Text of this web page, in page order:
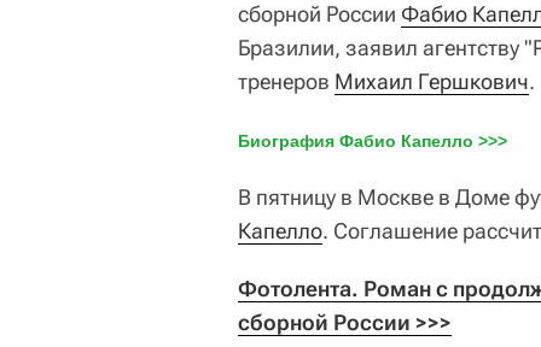
сборной России Фабио
Бразилии, заявил агентству
тренеров Михаил Гершкович.
Биография Фабио Капелло >>>
В пятницу в Москве в Доме
Капелло. Соглашение
Фотолента. Роман с
сборной России >>>